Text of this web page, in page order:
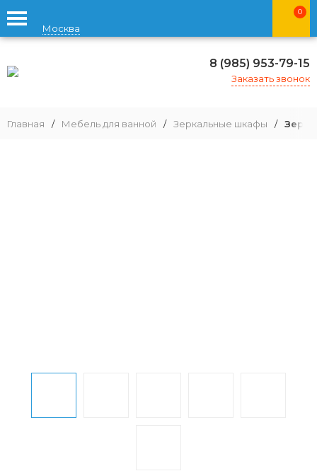
Москва
0
8 (985) 953-79-15
Заказать звонок
Главная / Мебель для ванной / Зеркальные шкафы /